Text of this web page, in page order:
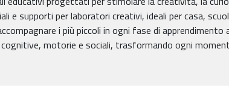
e supporti per laboratori creativi, ideali per casa,
i più piccoli in ogni fase di
motorie e sociali, trasformando ogni